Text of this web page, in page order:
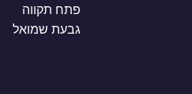
פתח תקווה
גבעת שמואל